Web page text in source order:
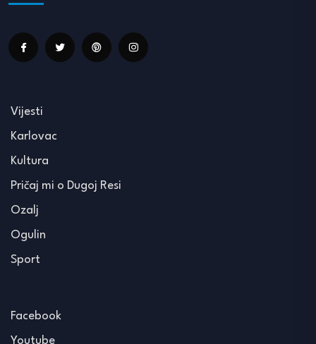
Vijesti
Karlovac
Kultura
Pričaj mi o Dugoj Resi
Ozalj
Ogulin
Sport
Facebook
Youtube